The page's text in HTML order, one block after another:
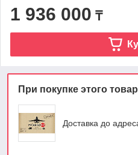
1 936 000 ₸
При покупке этого
Доставка до